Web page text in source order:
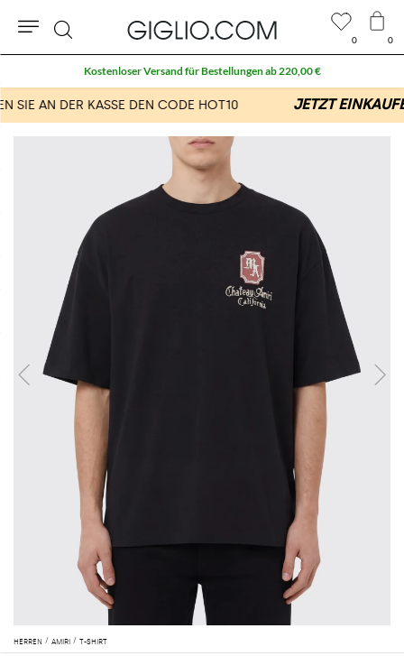
HERREN AMIRI T-SHIRT
0 0
Suche
Kostenloser Versand für Bestellungen ab 220,00 €